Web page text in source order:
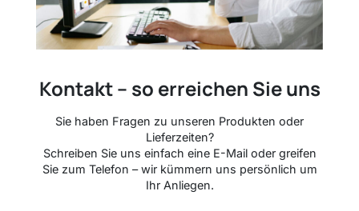
Kontakt – so erreichen Sie uns
Sie haben Fragen zu unseren Produkten oder
Lieferzeiten?
Schreiben Sie uns einfach eine E-Mail oder greifen
Sie zum Telefon – wir kümmern uns persönlich um
Ihr Anliegen.